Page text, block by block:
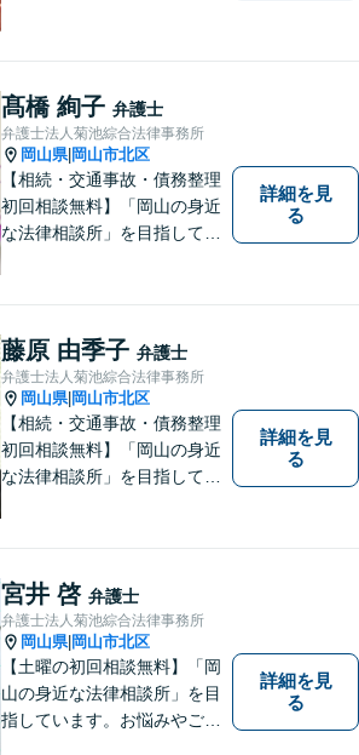
でサポートしていきます。ど
んなささいなことでも構いま
せん。お気軽にご相談くださ
い。【土曜日も受付可能】
【専用駐車場あり】
髙橋 絢子 弁護士
弁護士法人菊池綜合法律事務所
岡山県| 岡山市北区
【相続・交通事故・債務整理
初回相談無料】「岡山の身近
な法律相談所」を目指してい
でサポートしていきます。ど
んなささいなことでも構いま
せん。お気軽にご相談くださ
い。【土曜日も受付可能】
【専用駐車場あり】
詳細を見
る
藤原 由季子 弁護士
弁護士法人菊池綜合法律事務所
岡山県| 岡山市北区
【相続・交通事故・債務整理
初回相談無料】「岡山の身近
な法律相談所」を目指してい
でサポートしていきます。ど
んなささいなことでも構いま
せん。お気軽にご相談くださ
い。【土曜日も受付可能】
【専用駐車場あり】
詳細を見
る
宮井 啓 弁護士
弁護士法人菊池綜合法律事務所
岡山県| 岡山市北区
【土曜の初回相談無料】「岡
山の身近な法律相談所」を目
指しています。お悩みやご不
詳細を見
る